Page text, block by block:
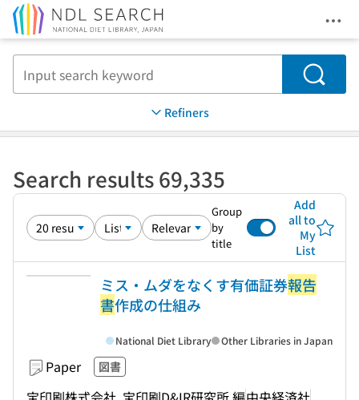
Search
Refiners
Search results 69,335
Group
by
title
Add
all to
My
List
ミス・ムダをなくす有価証券報告
書作成の仕組み
Paper 図書
National Diet Library Other Libraries in Japan